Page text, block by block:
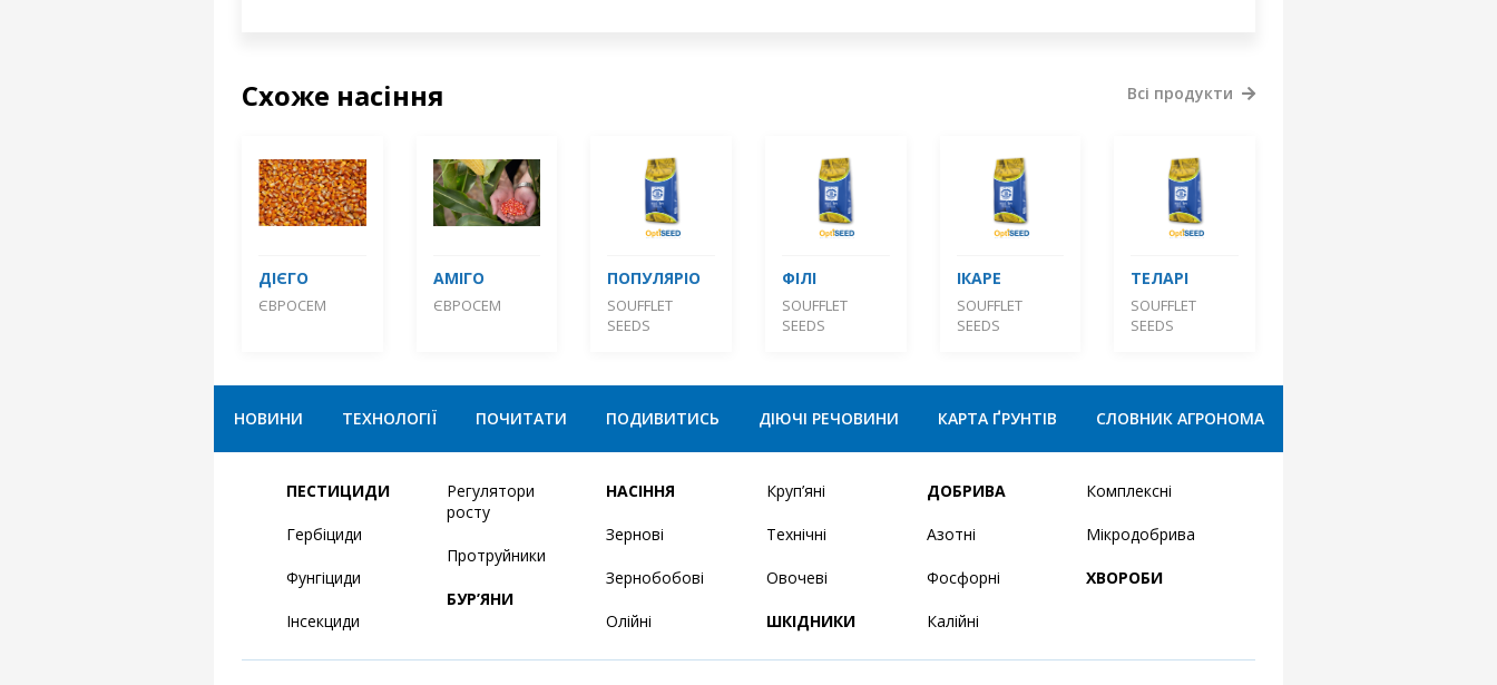
Схоже насіння
ДІЄГО
ЄВРОСЕМ
АМІГО
ЄВРОСЕМ
ПОПУЛЯРІО
SOUFFLET
SEEDS
ФІЛІ
SOUFFLET
SEEDS
ІКАРЕ
SOUFFLET
SEEDS
ТЕЛАРІ
SOUFFLET
SEEDS
Всі продукти
НОВИНИ ТЕХНОЛОГІЇ ПОЧИТАТИ ПОДИВИТИСЬ ДІЮЧІ РЕЧОВИНИ КАРТА ҐРУНТІВ СЛОВНИК АГРОНОМА
ПЕСТИЦИДИ
Гербіциди
Фунгіциди
Інсекциди
Регулятори
росту
Протруйники
БУР’ЯНИ
НАСІННЯ
Зернові
Зернобобові
Олійні
Круп’яні
Технічні
Овочеві
ШКІДНИКИ
ДОБРИВА
Азотні
Фосфорні
Калійні
Комплексні
Мікродобрива
ХВОРОБИ